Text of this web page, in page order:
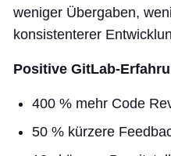
weniger Übergaben,
konsistenterer
Positive GitLab-
400 % mehr Code
50 % kürzere